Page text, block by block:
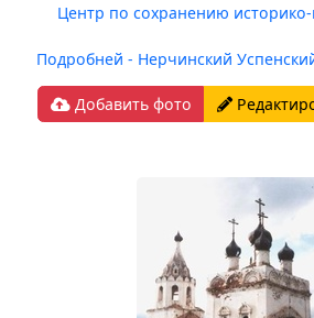
Центр по сохранению историко-
Подробней - Нерчинский
Добавить фото